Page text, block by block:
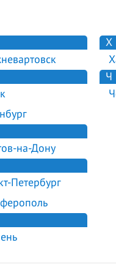
на-Дону
Петербург
Х
Ч